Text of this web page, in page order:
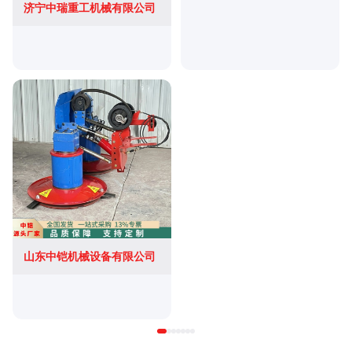
济宁中瑞重工机械有限公司
山东中铠机械设备有限公司